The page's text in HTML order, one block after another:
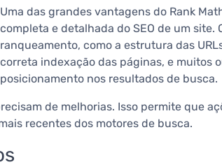
Uma das grandes vantagens do Rank
completa e detalhada do SEO de um
ranqueamento, como a estrutura das
correta indexação das páginas, e muitos
posicionamento nos resultados de busca.
de melhorias. Isso permite que
recentes dos motores de busca.